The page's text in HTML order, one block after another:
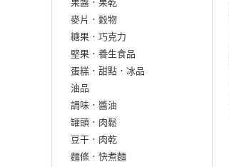
果醬．果乾
麥片．穀物
糖果．巧克力
堅果．養生食品
蛋糕．甜點．冰品
油品
調味．醬油
罐頭．肉鬆
豆干．肉乾
麵條．快煮麵